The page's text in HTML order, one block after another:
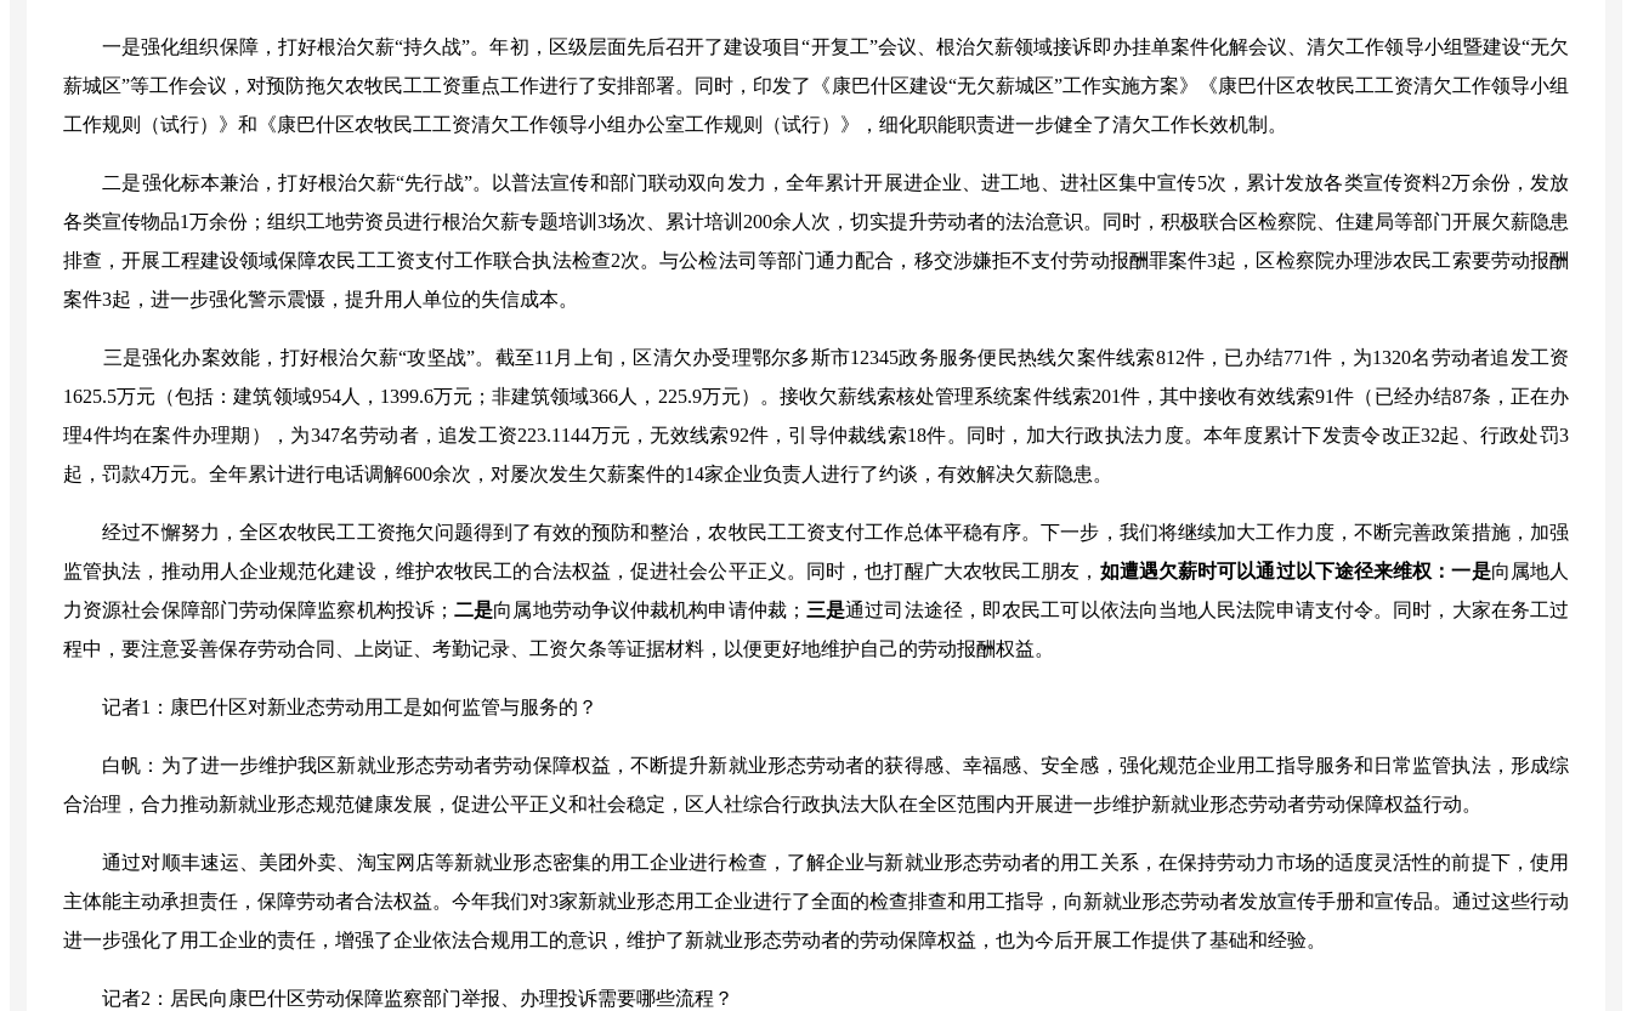
一是强化组织保障，打好根治欠薪“持久战”。年初，区级层面先后召开了建设项目“开复工”会议、根治欠薪领域接诉即办挂单案件化解会议、清欠工作领导小组暨建设“无欠
薪城区”等工作会议，对预防拖欠农牧民工工资重点工作进行了安排部署。同时，印发了《康巴什区建设“无欠薪城区”工作实施方案》《康巴什区农牧民工工资清欠工作领导小组
工作规则（试行）》和《康巴什区农牧民工工资清欠工作领导小组办公室工作规则（试行）》，细化职能职责进一步健全了清欠工作长效机制。
二是强化标本兼治，打好根治欠薪“先行战”。 以普法宣传和部门联动双向发力，全年累计开展进企业、进工地、进社区集中宣传5次，累计发放各类宣传资料2万余份，发放
各类宣传物品1万余份；组织工地劳资员进行根治欠薪专题培训 3场次、累计培训 200余人次，切实提升劳动者的法治意识。同时，积极联合区检察院、住建局等部门开展欠薪隐患
排查，开展工程建设领域保障农民工工资支付工作联合执法检查2次。与公检法司等部门通力配合，移交涉嫌拒不支付劳动报酬罪案件3起，区检察院办理涉农民工索要劳动报酬
案件3起，进一步强化警示震慑，提升用人单位的失信成本。
三是强化办案效能，打好根治欠薪“攻坚战”。截至11 月上旬，区清欠办受理鄂尔多斯市12345政务服务便民热线欠案件线索812件，已办结771件，为1320名劳动者追发工资
1625.5万元（包括：建筑领域954人， 1399.6万元；非建筑领域366人， 225.9万元）。接收欠薪线索核处管理系统案件线索201件，其中接收有效线索91件（已经办结87条，正在办
理4件均在案件办理期），为347名劳动者，追发工资223.1144万元，无效线索92件，引导仲裁线索18件。同时，加大行政执法力度。本年度累计下发责令改正32起、行政处罚3
起，罚款4万元。全年累计进行电话调解600余次，对屡次发生欠薪案件的14家企业负责人进行了约谈，有效解决欠薪隐患。
经过不懈努力，全区农牧民工工资拖欠问题得到了有效的预防和整治，农牧民工工资支付工作总体平稳有序。下一步，我们将继续加大工作力度，不断完善政策措施，加强
监管执法，推动用人企业规范化建设，维护农牧民工的合法权益，促进社会公平正义。同时，也打醒广大农牧民工朋友， 如遭遇欠薪时可以通过以下途径来维权：一是向属地人
力资源社会保障部门劳动保障监察机构投诉； 二是向属地劳动争议仲裁机构申请仲裁； 三是通过司法途径，即农民工可以依法向当地人民法院申请支付令。同时，大家在务工过
程中，要注意妥善保存劳动合同、上岗证、考勤记录、工资欠条等证据材料，以便更好地维护自己的劳动报酬权益。
记者1： 康巴什区对新业态劳动用工是如何监管与服务的？
白帆： 为了进一步维护我区新就业形态劳动者劳动保障权益，不断提升新就业形态劳动者的获得感、幸福感、安全感，强化规范企业用工指导服务和日常监管执法，形成综
合治理，合力推动新就业形态规范健康发展，促进公平正义和社会稳定，区人社综合行政执法大队在全区范围内开展进一步维护新就业形态劳动者劳动保障权益行动。
通过对顺丰速运、美团外卖、淘宝网店等新就业形态密集的用工企业进行检查，了解企业与新就业形态劳动者的用工关系，在保持劳动力市场的适度灵活性的前提下，使用
主体能主动承担责任，保障劳动者合法权益。今年我们对3家新就业形态用工企业进行了全面的检查排查和用工指导，向新就业形态劳动者发放宣传手册和宣传品。通过这些行动
进一步强化了用工企业的责任，增强了企业依法合规用工的意识，维护了新就业形态劳动者的劳动保障权益，也为今后开展工作提供了基础和经验。
记者2： 居民向康巴什区劳动保障监察部门举报、办理投诉需要哪些流程？